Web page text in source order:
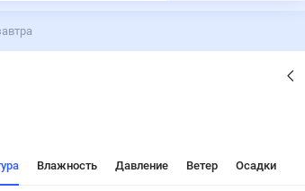
Влажность Давление Ветер Осадки